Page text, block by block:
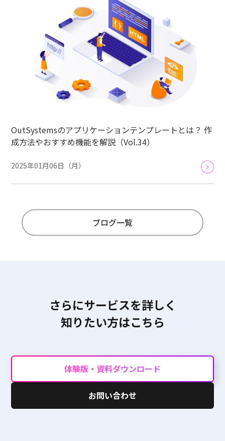
OutSystemsのアプリケーションテンプレートとは？ 作
成方法やおすすめ機能を解説（Vol.34）
2025年01月06日（月）
ブログ一覧
さらにサービスを詳しく
知りたい方はこちら
体験版・資料ダウンロード
お問い合わせ